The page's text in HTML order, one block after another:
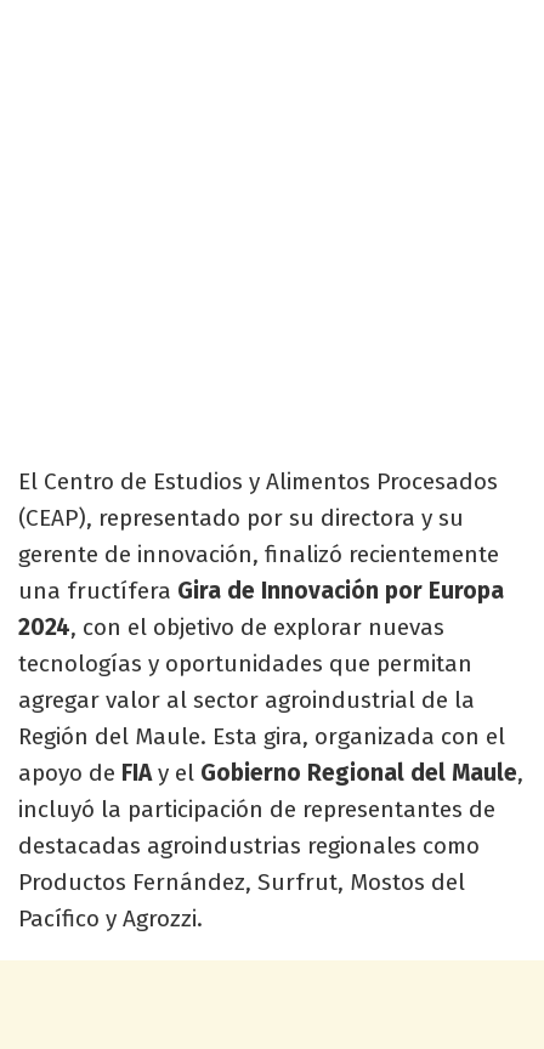
El Centro de Estudios y Alimentos Procesados
(CEAP), representado por su directora y su
gerente de innovación, finalizó recientemente
una fructífera Gira de Innovación por Europa
2024, con el objetivo de explorar nuevas
tecnologías y oportunidades que permitan
agregar valor al sector agroindustrial de la
Región del Maule. Esta gira, organizada con el
apoyo de FIAy el Gobierno Regional del Maule,
incluyó la participación de representantes de
destacadas agroindustrias regionales como
Productos Fernández, Surfrut, Mostos del
Pacífico y Agrozzi.